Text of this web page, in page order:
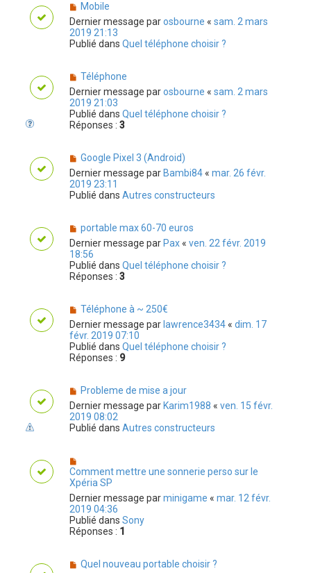
Mobile
Dernier message parosbourne « sam. 2 mars
2019 21:13
Publié dans Quel téléphone choisir ?
Téléphone
Dernier message parosbourne « sam. 2 mars
2019 21:03
Publié dans Quel téléphone choisir ?
Réponses : 3
Google Pixel 3 (Android)
Dernier message par Bambi84« mar. 26 févr.
2019 23:11
Publié dans Autres constructeurs
portable max 60-70 euros
Dernier message par Pax« ven. 22 févr. 2019
18:56
Publié dans Quel téléphone choisir ?
Réponses : 3
Téléphone à ~ 250€
Dernier message par lawrence3434« dim. 17
févr. 2019 07:10
Publié dans Quel téléphone choisir ?
Réponses : 9
Probleme de mise a jour
Dernier message par Karim1988 « ven. 15 févr.
2019 08:02
Publié dans Autres constructeurs
Comment mettre une sonnerie perso sur le
Xpéria SP
Dernier message parminigame « mar. 12 févr.
2019 04:36
Publié dans Sony
Réponses : 1
Quel nouveau portable choisir ?